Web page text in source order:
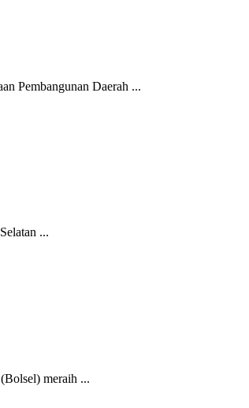
Pembangunan Daerah ...
...
meraih ...